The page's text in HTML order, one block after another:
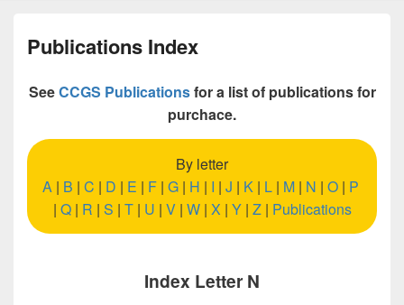
Publications Index
SeeCCGS Publicationsfor a list of publications for
purchace.
By letter
A| B | C | D | E | F| G| H | I | J | K| L| M| N | O| P
| Q| R | S | T| U | V| W| X | Y| Z| Publications
Index Letter N